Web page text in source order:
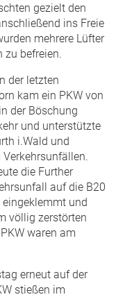
gezielt den
ins Freie
mehrere Lüfter
zu befreien.
der letzten
kam ein PKW von
der Böschung
und unterstützte
i.Wald und
die Further
auf die B20
eingeklemmt und
völlig zerstörten
waren am
erneut auf der
stießen im